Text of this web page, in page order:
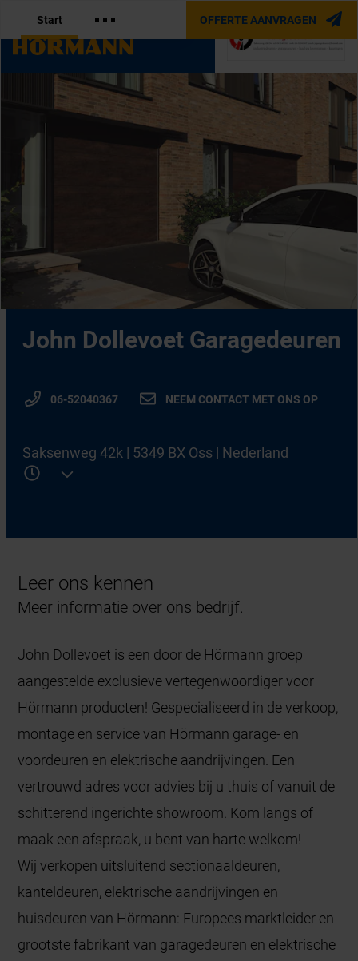
Start OFFERTE AANVRAGEN
John Dollevoet Garagedeuren
06-52040367 NEEM CONTACT MET ONS OP
Saksenweg 42k | 5349 BX Oss | Nederland
Leer ons kennen
Meer informatie over ons bedrijf.
John Dollevoet is een door de Hörmann groep
aangestelde exclusieve vertegenwoordiger voor
Hörmann producten! Gespecialiseerd in de verkoop,
montage en service van Hörmann garage- en
voordeuren en elektrische aandrijvingen. Een
vertrouwd adres voor advies bij u thuis of vanuit de
schitterend ingerichte showroom. Kom langs of
maak een afspraak, u bent van harte welkom!
Wij verkopen uitsluitend sectionaaldeuren,
kanteldeuren, elektrische aandrijvingen en
huisdeuren van Hörmann: Europees marktleider en
grootste fabrikant van garagedeuren en elektrische